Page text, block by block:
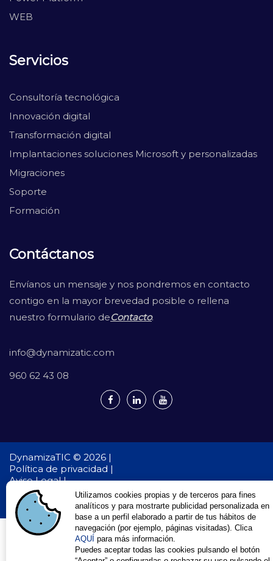
WEB
Servicios
Consultoría tecnológica
Innovación digital
Transformación digital
Implantaciones soluciones Microsoft y personalizadas
Migraciones
Soporte
Formación
Contáctanos
Envíanos un mensaje y nos pondremos en contacto
contigo en la mayor brevedad posible o rellena
nuestro formulario deContacto.
info@dynamizatic.com
960 62 43 08
DynamizaTIC © 2026 |
Política de privacidad |
Aviso Legal |
Política de cookies
Desarrollo Web en ValenciaDynamizatic
Utilizamos cookies propias y de terceros para fines
analíticos y para mostrarte publicidad personalizada en
base a un perfil elaborado a partir de tus hábitos de
navegación (por ejemplo, páginas visitadas). Clica
AQUÍ para más información.
Puedes aceptar todas las cookies pulsando el botón